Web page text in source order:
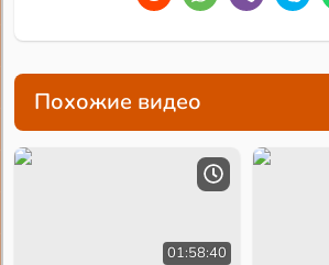
Похожие видео
01:58:40